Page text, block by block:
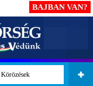
Körözések
BAJBAN VAN?